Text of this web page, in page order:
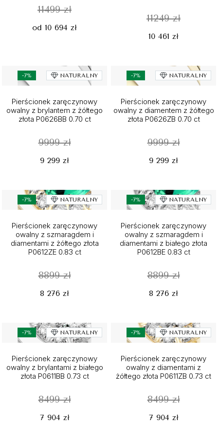
11499 zł
od 10 694 zł
11249 zł
10 461 zł
-7% NATURALNY
Pierścionek zaręczynowy
owalny z brylantem z żółtego
złota P0626BB 0.70 ct
9999 zł
9 299 zł
-7% NATURALNY
Pierścionek zaręczynowy
owalny z diamentem z żółtego
złota P0626ZB 0.70 ct
9999 zł
9 299 zł
-7% NATURALNY
Pierścionek zaręczynowy
owalny z szmaragdem i
diamentami z żółtego złota
P0612ZE 0.83 ct
8899 zł
8 276 zł
-7% NATURALNY
Pierścionek zaręczynowy
owalny z szmaragdem i
diamentami z białego złota
P0612BE 0.83 ct
8899 zł
8 276 zł
-7% NATURALNY
Pierścionek zaręczynowy
owalny z brylantami z białego
złota P0611BB 0.73 ct
8499 zł
7 904 zł
-7% NATURALNY
Pierścionek zaręczynowy
owalny z diamentami z
żółtego złota P0611ZB 0.73 ct
8499 zł
7 904 zł